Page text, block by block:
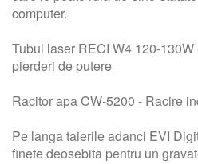
computer.
Tubul laser RECI W4 120-
pierderi de putere
Racitor apa CW-5200 - Racire
Pe langa taierile adanci EVI
finete deosebita pentru un